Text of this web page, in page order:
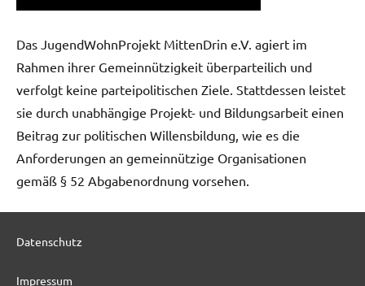
Das JugendWohnProjekt MittenDrin e.V. agiert im
Rahmen ihrer Gemeinnützigkeit überparteilich und
verfolgt keine parteipolitischen Ziele. Stattdessen leistet
sie durch unabhängige Projekt- und Bildungsarbeit einen
Beitrag zur politischen Willensbildung, wie es die
Anforderungen an gemeinnützige Organisationen
gemäß § 52 Abgabenordnung vorsehen.
Datenschutz
Impressum